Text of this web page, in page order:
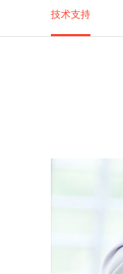
技术支持